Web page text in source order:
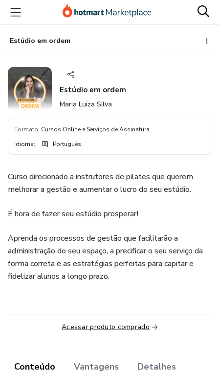
para
conteúdo
principal
para
pagamento
para
rodapé
Estúdio em ordem
Estúdio em ordem
Maria Luiza Silva
Formato: Cursos Online e Serviços de Assinatura
Idioma: Português
Curso direcionado a instrutores de pilates que querem
melhorar a gestão e aumentar o lucro do seu estúdio.
É hora de fazer seu estúdio prosperar!
Aprenda os processos de gestão que facilitarão a
administração do seu espaço, a precificar o seu serviço da
forma correta e as estratégias perfeitas para capitar e
fidelizar alunos a longo prazo.
Acessar produto comprado
Conteúdo Vantagens Detalhes